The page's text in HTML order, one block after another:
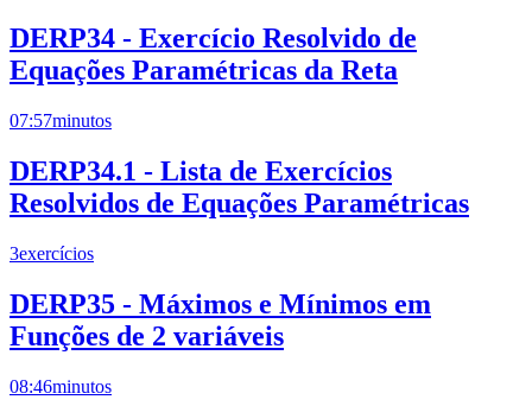
DERP34 - Exercício Resolvido de
Equações Paramétricas da Reta
07:57minutos
DERP34.1 - Lista de Exercícios
Resolvidos de Equações Paramétricas
3exercícios
DERP35 - Máximos e Mínimos em
Funções de 2 variáveis
08:46minutos